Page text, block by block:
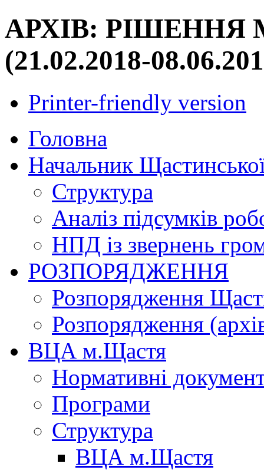
АРХІВ: РІШЕННЯ
(21.02.2018-
Printer-friendly version
Головна
Начальник
Структура
Аналіз підсумків
НПД із звернень
РОЗПОРЯДЖЕННЯ
Розпорядження
Розпорядження
ВЦА м.Щастя
Нормативні
Програми
Структура
ВЦА м.Щастя